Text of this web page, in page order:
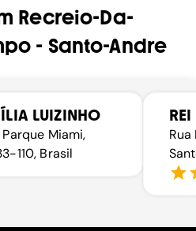
Recreio-Da-
- Santo-Andre
LUIZINHO
Miami,
110, Brasil